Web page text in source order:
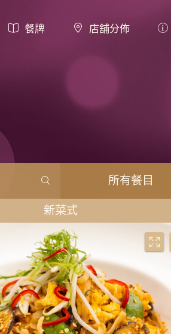
餐牌 店舖分佈
所有餐目
新菜式